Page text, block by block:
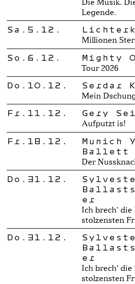
Legende.
Sa.5.12.
Millionen
So.6.12. Mighty
Tour 2026
Do.10.12. Serdar
Mein
Fr.11.12. Gery
Aufputzt is!
Fr.18.12.
Munich
Ballett
Der
Do.31.12.
er
Ich brech' die
stolzensten
Do.31.12.
er
Ich brech' die
stolzensten